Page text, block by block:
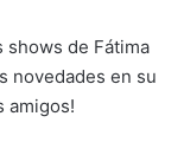
shows de Fátima
novedades en su
amigos!